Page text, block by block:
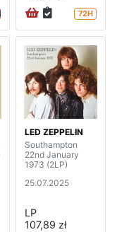
72H
LED ZEPPELIN
Southampton
22nd January
1973 (2LP)
25.07.2025
LP
107,89 zł